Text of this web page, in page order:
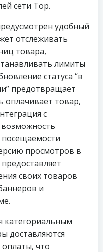
сети Тор.
удобный
отслеживать
товара,
лимиты
статуса “в
предотвращает
оплачивает товар,
с
возможность
посещаемости
просмотров в
своих товаров
и
категориальным
доставляются
оплаты, что